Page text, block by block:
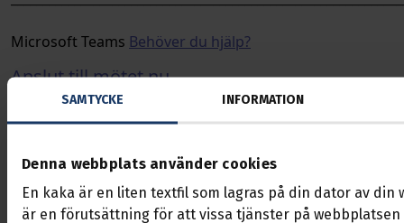
SAMTYCKE INFORMATION
Denna webbplats använder cookies
En kaka är en liten textfil som lagras på din dator av din
är en förutsättning för att vissa tjänster på webbplatsen
Microsoft Teams Behöver du hjälp?
Anslut till mötet nu
Mötes-ID:389 662 042 086 2
För organisatörer:Mötesalternativ